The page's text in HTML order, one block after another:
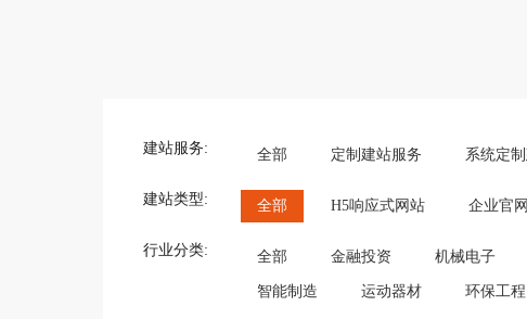
建站服务: 全部 定制建站服务 系统定
建站类型: 全部 H5响应式网站 企业官网
行业分类: 全部 金融投资 机械电子
智能制造 运动器材 环保工程